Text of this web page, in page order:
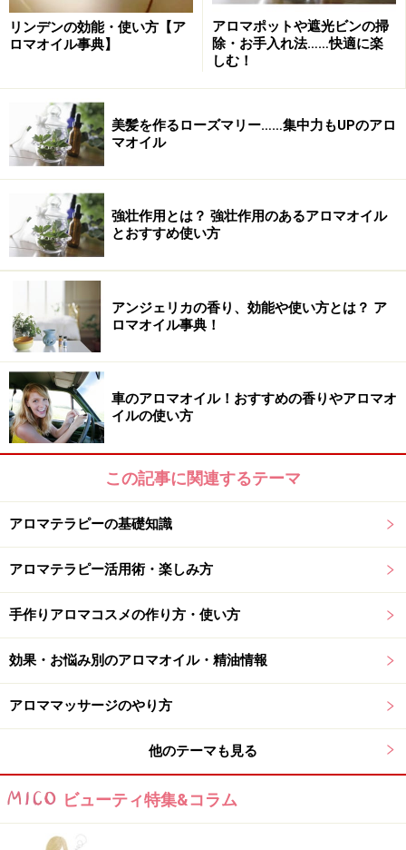
るため、腰痛や筋肉痛、リウマチの辛さを緩和してくれ
ます。
ジンジャー
（ショウガ科 学名：Zingiber officinale 抽出部位：根
茎、水蒸気蒸留法）
ジンジャー
日本では、生姜として親しまれてきたジンジャーには、
身体を暖め循環を促す作用があります。このため、筋肉
疲労や慢性腰痛などにおすすめの精油です。また、免疫
力を高める効果が、とても高いことから風邪予防にも有
効な精油です。
腰痛を改善するためのブレンドオイルの作
り方
腰痛を改善するためのブレンドオイルの作り方 腰痛の痛
みを鎮め、心身の疲労を緩和するブレンドを作成しま
す。
オイルを容器に入れます
1.お好みのオイルを10ミリリットル量ります。
※軽めの使い心地が好きな方は、グレープシードオイ
ル、お肌が乾燥気味でうるおいが欲しい方は、ホホバオ
イルを使いましょう。
精油を加えます
リンデンの効能・使い方【ア
ロマオイル事典】
アロマポットや遮光ビンの掃
除・お手入れ法……快適に楽
しむ！
美髪を作るローズマリー……集中力もUPのアロ
マオイル
強壮作用とは？ 強壮作用のあるアロマオイル
とおすすめ使い方
アンジェリカの香り、効能や使い方とは？ ア
ロマオイル事典！
車のアロマオイル！おすすめの香りやアロマオ
イルの使い方
この記事に関連するテーマ
アロマテラピーの基礎知識
アロマテラピー活用術・楽しみ方
手作りアロマコスメの作り方・使い方
効果・お悩み別のアロマオイル・精油情報
アロママッサージのやり方
他のテーマも見る
ビューティ特集&コラム